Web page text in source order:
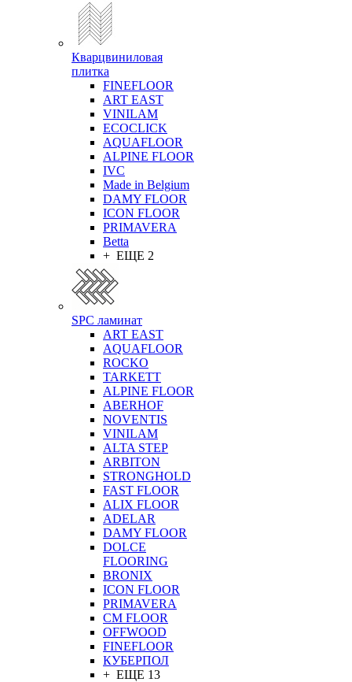
Кварцвиниловая
плитка
FINEFLOOR
ART EAST
VINILAM
ECOCLICK
AQUAFLOOR
ALPINE FLOOR
IVC
Made in Belgium
DAMY FLOOR
ICON FLOOR
PRIMAVERA
Betta
+ ЕЩЕ 2
SPC ламинат
ART EAST
AQUAFLOOR
ROCKO
TARKETT
ALPINE FLOOR
ABERHOF
NOVENTIS
VINILAM
ALTA STEP
ARBITON
STRONGHOLD
FAST FLOOR
ALIX FLOOR
ADELAR
DAMY FLOOR
DOLCE
FLOORING
BRONIX
ICON FLOOR
PRIMAVERA
CM FLOOR
OFFWOOD
FINEFLOOR
КУБЕРПОЛ
+ ЕЩЕ 13